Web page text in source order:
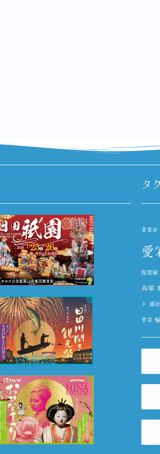
タ
音楽会
愛
鼓笛隊
高塚
ド 顔
青空